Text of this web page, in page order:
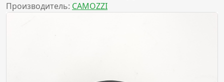
Производитель: CAMOZZI